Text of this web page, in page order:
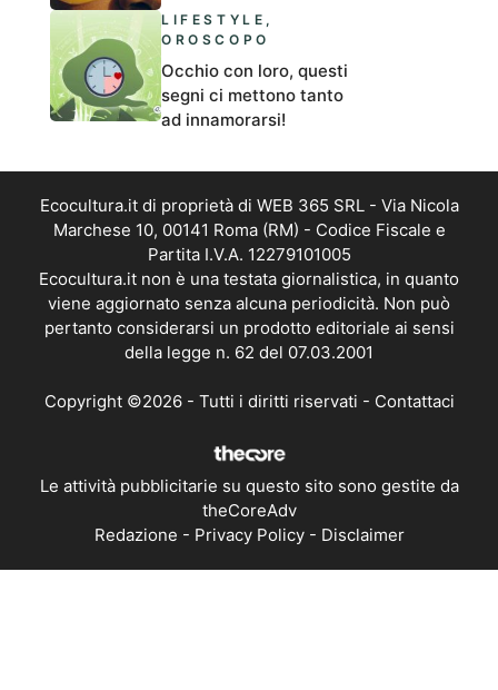
LIFESTYLE ,
OROSCOPO
Occhio con loro, questi
segni ci mettono tanto
ad innamorarsi!
Ecocultura.it di proprietà di WEB 365 SRL - Via Nicola
Marchese 10, 00141 Roma (RM) - Codice Fiscale e
Partita I.V.A. 12279101005
Ecocultura.it non è una testata giornalistica, in quanto
viene aggiornato senza alcuna periodicità. Non può
pertanto considerarsi un prodotto editoriale ai sensi
della legge n. 62 del 07.03.2001
Copyright ©2026 - Tutti i diritti riservati - Contattaci
Le attività pubblicitarie su questo sito sono gestite da
theCoreAdv
Redazione - Privacy Policy- Disclaimer